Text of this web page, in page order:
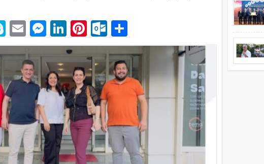
SkypeEmailMessenger
LinkedIn
Pinterest
Outlook.com